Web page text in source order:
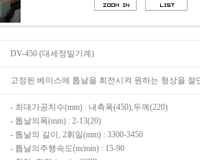
DV-450 (대세정밀기계)
고정된 베이스에 톱날을 회전시켜 원하는 형상을 절
- 최대가공치수(mm) : 내측폭(450),두께(220)
- 톱날의폭(mm) : 2-13(20)
- 톱날의 길이, 2휘일(mm) : 3300-3450
- 톱날의주행속도(m/min) : 15-90